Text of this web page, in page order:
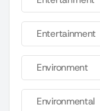
Entertainment
Environment
Environmental